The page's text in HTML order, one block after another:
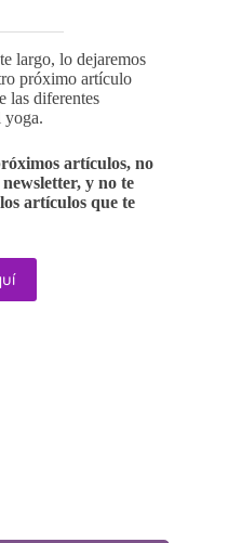
largo, lo dejaremos
próximo artículo
las diferentes
yoga.
artículos, no
y no te
artículos que te